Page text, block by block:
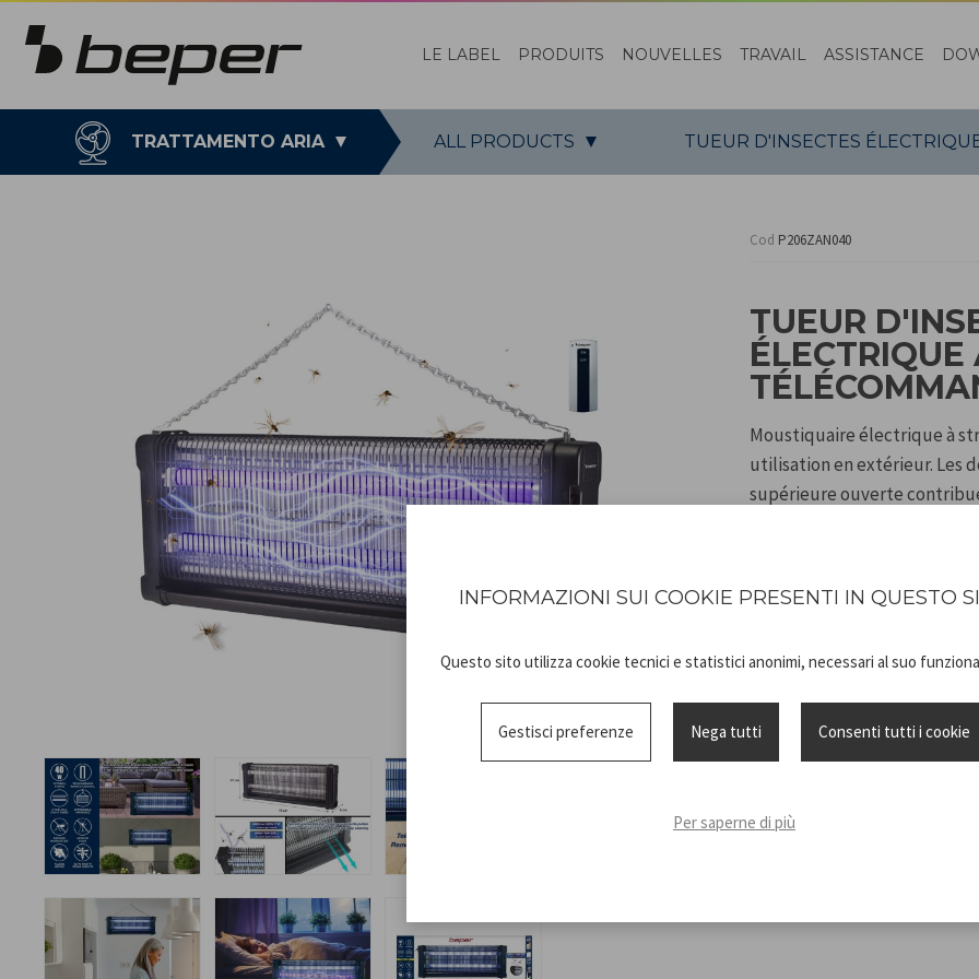
LE LABEL PRODUITS NOUVELLES TRAVAIL ASSISTANCE
TRATTAMENTO ARIA ALL PRODUCTS TUEUR D'INSECTES
Cod P206ZAN040
TUEUR
ÉLECTRIQUE
Moustiquaire électrique à
utilisation en extérieur. Les
supérieure ouverte
et autres insectes volants.
fournie. Télécommande
Technical
P206ZAN040_
INFORMAZIONI SUI COOKIE PRESENTI IN QUESTO
Questo sito utilizza cookie tecnici e statistici anonimi, necessari al suo
Gestisci preferenze Nega tutti Consenti tutti i cookie
Per saperne di più